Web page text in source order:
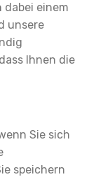
einem
unsere
Ihnen die
Sie sich
speichern